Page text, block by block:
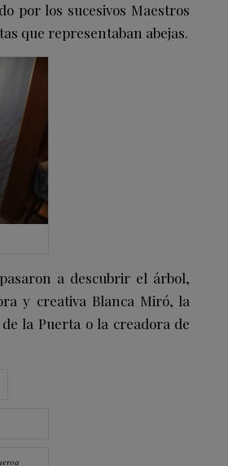
por los sucesivos Maestros
que representaban abejas.
a descubrir el árbol,
y creativa Blanca Miró, la
la Puerta o la creadora de